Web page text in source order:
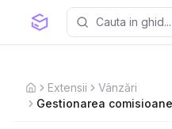
HomeExtensii
Vânzări
Gestionarea